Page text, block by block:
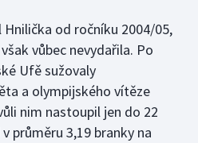
Hnilička od ročníku 2004/05,
vůbec nevydařila. Po
Ufě sužovaly
a olympijského vítěze
nim nastoupil jen do 22
průměru 3,19 branky na